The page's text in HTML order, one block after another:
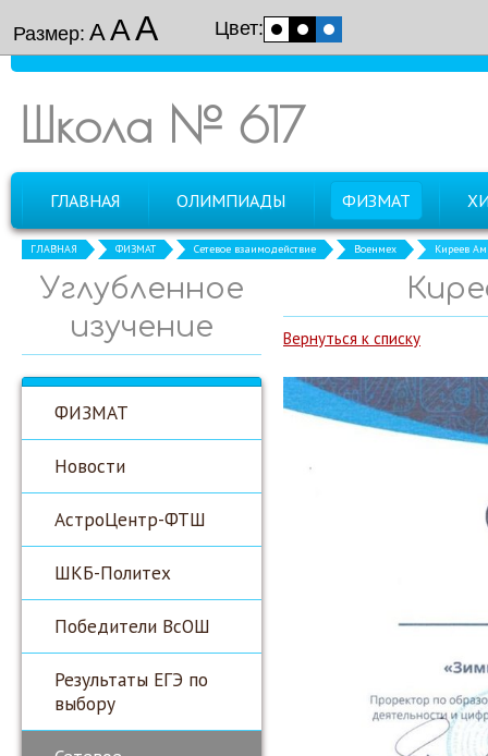
Размер: ААА Цвет:
Школа № 617
ГЛАВНАЯ ОЛИМПИАДЫ ФИЗМАТ
ГЛАВНАЯ ФИЗМАТ Сетевое взаимодействие Военмех Киреев
Углубленное
изучение
ФИЗМАТ
Новости
АстроЦентр-ФТШ
ШКБ-Политех
Победители ВсОШ
Результаты ЕГЭ по
выбору
Вернуться к списку